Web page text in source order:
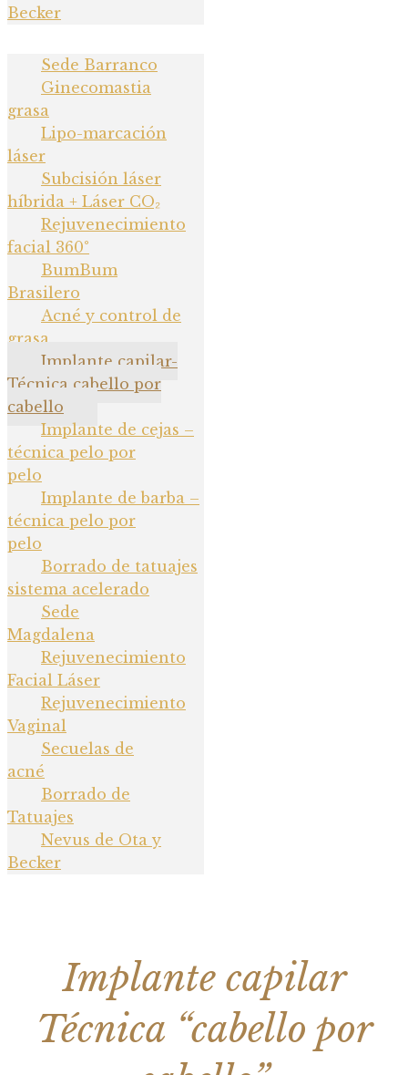
Vaginal
Borrado de Tatuajes
Nevus de Ota y Becker
Becker
Sede Barranco
Ginecomastia
grasa
Lipo-marcación
láser
Subcisión láser
híbrida + Láser CO₂
Rejuvenecimiento
facial 360°
BumBum
Brasilero
Acné y control de
grasa
Implante capilar-
Técnica cabello por
cabello
Implante de cejas –
técnica pelo por
pelo
Implante de barba –
técnica pelo por
pelo
Borrado de tatuajes
sistema acelerado
Sede
Magdalena
Rejuvenecimiento
Facial Láser
Rejuvenecimiento
Vaginal
Secuelas de
acné
Borrado de
Tatuajes
Nevus de Ota y
Becker
Implante capilar
Técnica “cabello por